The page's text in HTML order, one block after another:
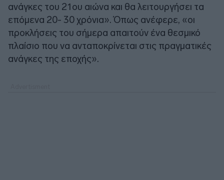
ανάγκες του 21ου αιώνα και θα λειτουργήσει τα
επόμενα 20- 30 χρόνια». Όπως ανέφερε, «οι
προκλήσεις του σήμερα απαιτούν ένα θεσμικό
πλαίσιο που να ανταποκρίνεται στις πραγματικές
ανάγκες της εποχής».